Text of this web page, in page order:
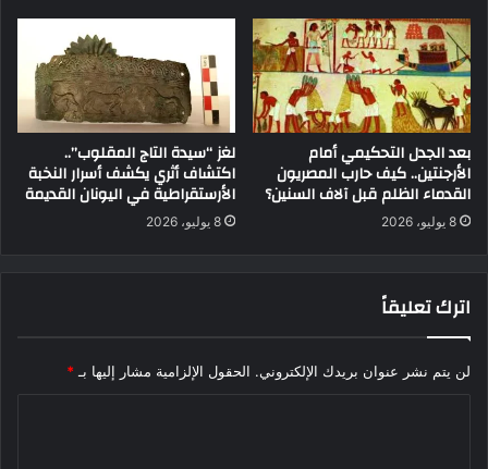
بعد الجدل التحكيمي أمام
الأرجنتين.. كيف حارب المصريون
القدماء الظلم قبل آلاف السنين؟
8 يوليو، 2026
لغز “سيدة التاج المقلوب”..
اكتشاف أثري يكشف أسرار النخبة
الأرستقراطية في اليونان القديمة
8 يوليو، 2026
اترك تعليقاً
لن يتم نشر عنوان بريدك الإلكتروني. الحقول الإلزامية مشار إليها بـ *